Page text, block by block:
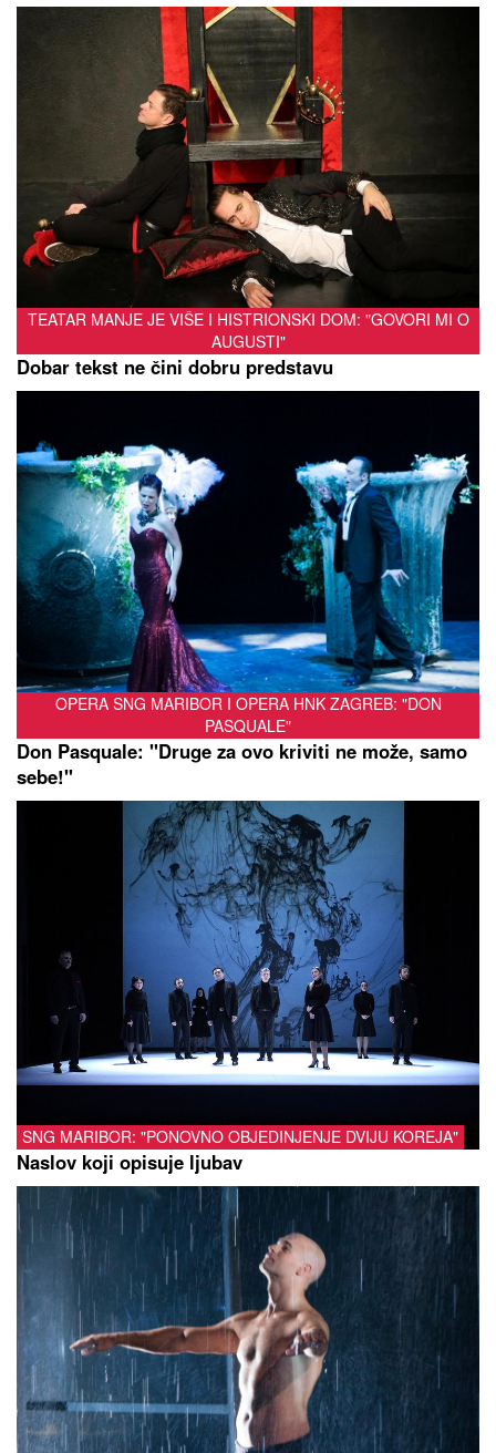
TEATAR MANJE JE VIŠE I HISTRIONSKI DOM: "GOVORI MI O
AUGUSTI"
Dobar tekst ne čini dobru predstavu
OPERA SNG MARIBOR I OPERA HNK ZAGREB: "DON
PASQUALE"
Don Pasquale: "Druge za ovo kriviti ne može, samo
sebe!"
SNG MARIBOR: "PONOVNO OBJEDINJENJE DVIJU KOREJA"
Naslov koji opisuje ljubav